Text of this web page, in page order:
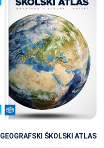
GEOGRAFSKI ŠKOLSKI ATLAS